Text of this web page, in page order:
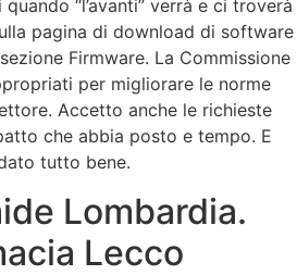
gratuita
Online
“l’avanti” verrà e ci troverà
pagina di download di software
Firmware. La Commissione
per migliorare le norme
Accetto anche le richieste
che abbia posto e tempo. E
tutto bene.
Lombardia.
Lecco